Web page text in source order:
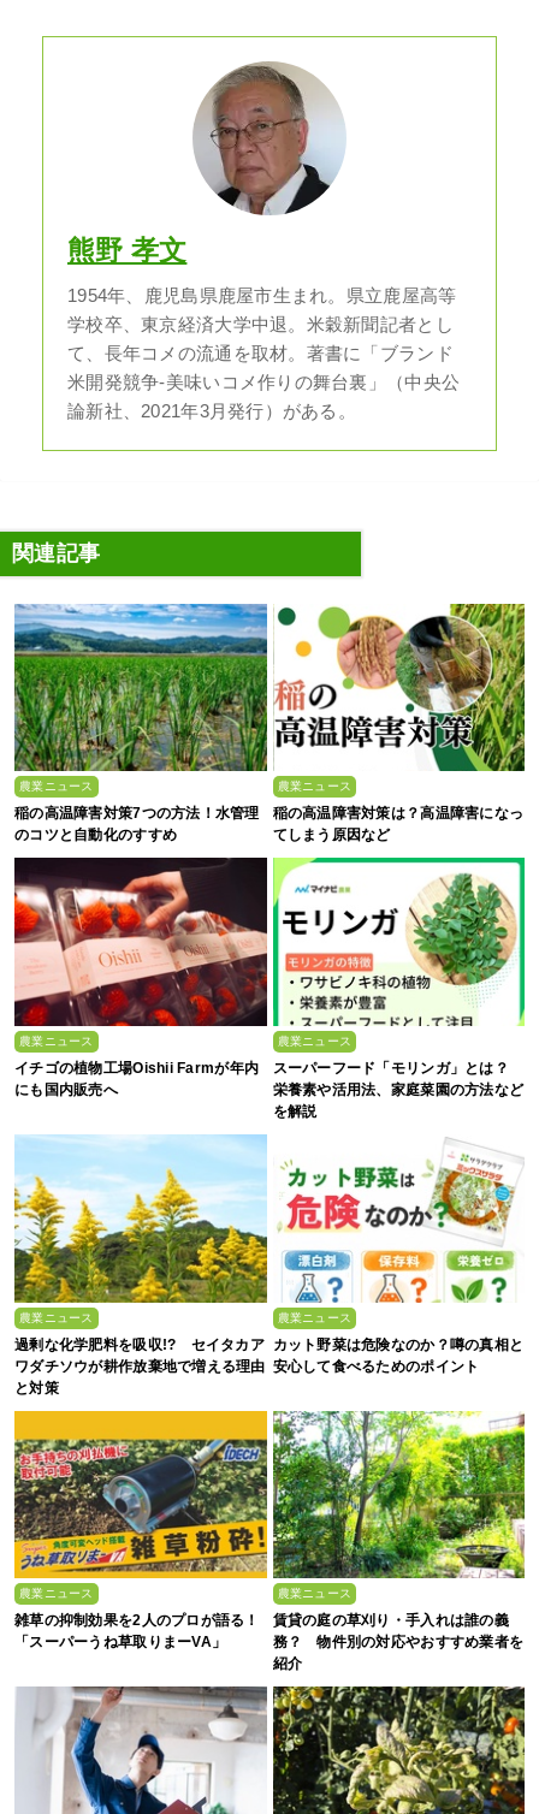
熊野 孝文
1954年、鹿児島県鹿屋市生まれ。県立鹿屋高等
学校卒、東京経済大学中退。米穀新聞記者とし
て、長年コメの流通を取材。著書に「ブランド
米開発競争-美味いコメ作りの舞台裏」（中央公
論新社、2021年3月発行）がある。
関連記事
農業ニュース
稲の高温障害対策7つの方法！水管理
のコツと自動化のすすめ
農業ニュース
稲の高温障害対策は？高温障害になっ
てしまう原因など
農業ニュース
イチゴの植物工場Oishii Farmが年内
にも国内販売へ
農業ニュース
スーパーフード「モリンガ」とは？
栄養素や活用法、家庭菜園の方法など
を解説
農業ニュース
過剰な化学肥料を吸収!? セイタカア
ワダチソウが耕作放棄地で増える理由
と対策
農業ニュース
カット野菜は危険なのか？噂の真相と
安心して食べるためのポイント
農業ニュース
雑草の抑制効果を2人のプロが語る！
「スーパーうね草取りまーVA」
農業ニュース
賃貸の庭の草刈り・手入れは誰の義
務？ 物件別の対応やおすすめ業者を
紹介